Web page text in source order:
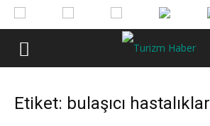
Etiket: bulaşıcı hastalıklar